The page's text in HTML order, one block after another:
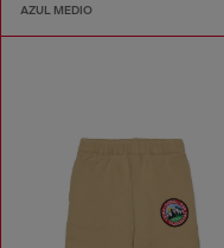
AZUL MEDIO